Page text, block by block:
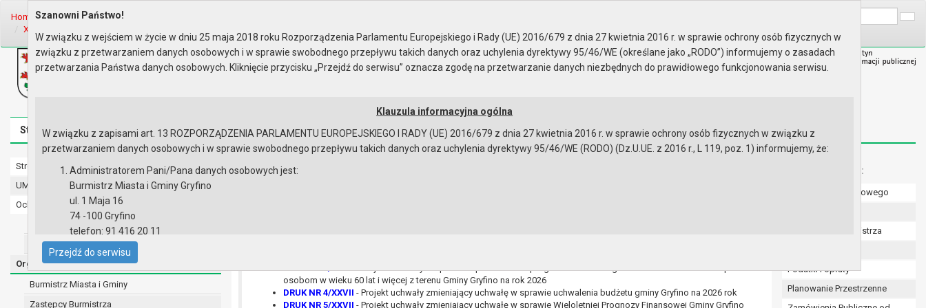
Home Organy Rada Miejska
XXVII Sesja Rady - 26.02.2026
Biuletyn Informacji Publicznej
Urząd Miasta i Gminy w Gryfinie
Strona główna Mapa serwisu Aktualności Redakcja Instrukcja korzystania Dostępność
Strona główna
UMiG - telefony wewnętrzne
Ochrona danych osobowych
Urząd Miasta i Gminy w Gryfinie
Straż Miejska
Organy
Burmistrz Miasta i Gminy
Zastępcy Burmistrza
Materiały na sesję
DRUK NR 3/XXVII- Projekt uchwały w sprawie wprowadzenia programu osłonowego w zakresie udzielania wsparcia
osobom w wieku 60 lat i więcej z terenu Gminy Gryfino na rok 2026
DRUK NR 4/XXVII - Projekt uchwały zmieniający uchwałę w sprawie uchwalenia budżetu gminy Gryfino na 2026 rok
DRUK NR 5/XXVII - Projekt uchwały zmieniający uchwałę w sprawie Wieloletniej Prognozy Finansowej Gminy Gryfino
Menu dodatkowe:
Numer konta bankowego
Zarządzenia Burmistrza
Podatki i opłaty
Planowanie Przestrzenne
Szanowni Państwo!
W związku z wejściem w życie w dniu 25 maja 2018 roku Rozporządzenia Parlamentu Europejskiego i Rady (UE) 2016/679 z dnia 27 kwietnia 2016 r. w sprawie ochrony osób fizycznych w
związku z przetwarzaniem danych osobowych i w sprawie swobodnego przepływu takich danych oraz uchylenia dyrektywy 95/46/WE (określane jako „RODO”) informujemy o zasadach
przetwarzania Państwa danych osobowych. Kliknięcie przycisku „Przejdź do serwisu” oznacza zgodę na przetwarzanie danych niezbędnych do prawidłowego funkcjonowania serwisu.
Klauzula informacyjna ogólna
W związku z zapisami art. 13 ROZPORZĄDZENIA PARLAMENTU EUROPEJSKIEGO I RADY (UE) 2016/679 z dnia 27 kwietnia 2016 r. w sprawie ochrony osób fizycznych w związku z
przetwarzaniem danych osobowych i w sprawie swobodnego przepływu takich danych oraz uchylenia dyrektywy 95/46/WE (RODO) (Dz.U.UE. z 2016 r., L 119, poz. 1) informujemy, że:
Administratorem Pani/Pana danych osobowych jest:
Burmistrz Miasta i Gminy Gryfino
ul. 1 Maja 16
74 -100 Gryfino
telefon: 91 416 20 11
e-mail:
burmistrz@gryfino.pl
Dane kontaktowe Inspektora Ochrony Danych:
telefon: 91 416 20 11
e-mail:iod@gryfino.pl
Przejdź do serwisu